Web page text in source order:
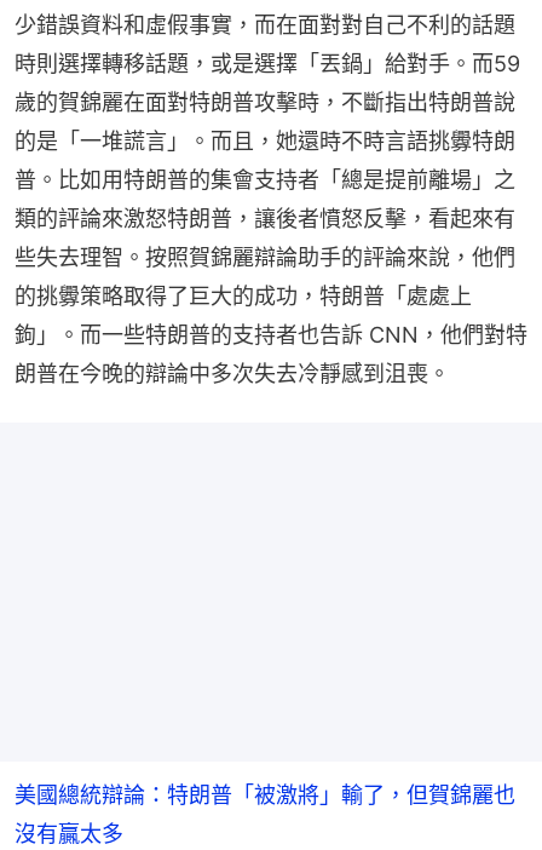
少錯誤資料和虛假事實，而在面對對自己不利的話題
時則選擇轉移話題，或是選擇「丟鍋」給對手。而59
歲的賀錦麗在面對特朗普攻擊時，不斷指出特朗普說
的是「一堆謊言」。而且，她還時不時言語挑釁特朗
普。比如用特朗普的集會支持者「總是提前離場」之
類的評論來激怒特朗普，讓後者憤怒反擊，看起來有
些失去理智。按照賀錦麗辯論助手的評論來說，他們
的挑釁策略取得了巨大的成功，特朗普「處處上
鉤」。而一些特朗普的支持者也告訴 CNN，他們對特
朗普在今晚的辯論中多次失去冷靜感到沮喪。
美國總統辯論：特朗普「被激將」輸了，但賀錦麗也
沒有贏太多